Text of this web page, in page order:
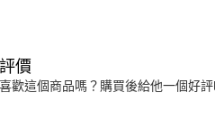
評價
喜歡這個商品嗎？購買後給他一個好